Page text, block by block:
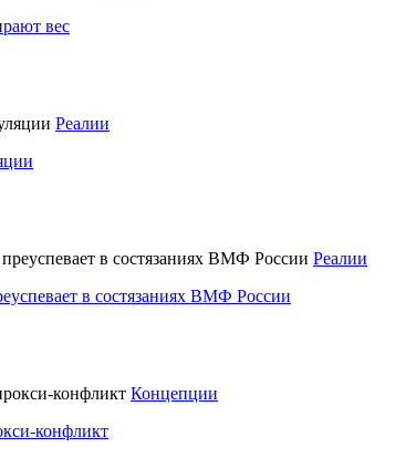
вес
Реалии
Реалии
в состязаниях ВМФ России
Концепции
конфликт